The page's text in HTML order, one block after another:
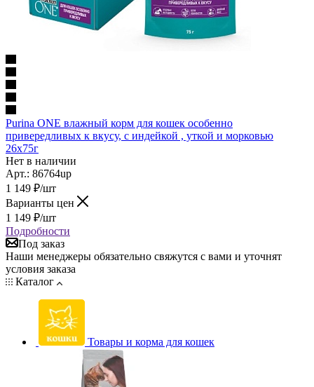
Purina ONE влажный корм для кошек особенно
привередливых к вкусу, с индейкой , уткой и морковью
26х75г
Нет в наличии
Арт.: 86764up
1 149 ₽/шт
Варианты цен
1 149 ₽/шт
Подробности
Под заказ
Наши менеджеры обязательно свяжутся с вами и уточнят
условия заказа
Каталог
Товары и корма для кошек